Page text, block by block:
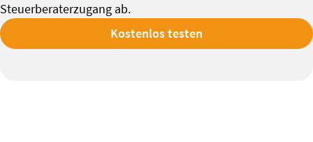
Steuerberaterzugang ab.
Kostenlos testen